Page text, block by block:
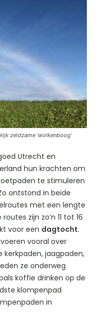
zeldzame ‘wolkenboog’
Utrecht en
hun krachten om
te stimuleren
ontstond in beide
met een lengte
zijn zo’n 11 tot 16
voor een dagtocht.
vooral over
kerkpaden, jaagpaden,
ze onderweg
koffie drinken op de
klompenpad
in